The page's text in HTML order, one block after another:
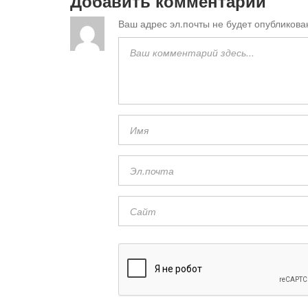
Ваш адрес эл.почты не будет